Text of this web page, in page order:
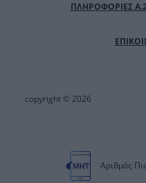
ΠΛΗΡΟΦΟΡΙΕΣ
copyright © 2026
Αριθμός